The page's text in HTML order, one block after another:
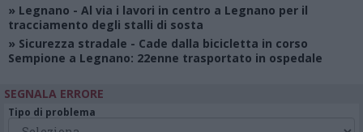
» Legnano - Al via i lavori in centro a Legnano per il
tracciamento degli stalli di sosta
» Sicurezza stradale - Cade dalla bicicletta in corso
Sempione a Legnano: 22enne trasportato in ospedale
SEGNALA ERRORE
Tipo di problema